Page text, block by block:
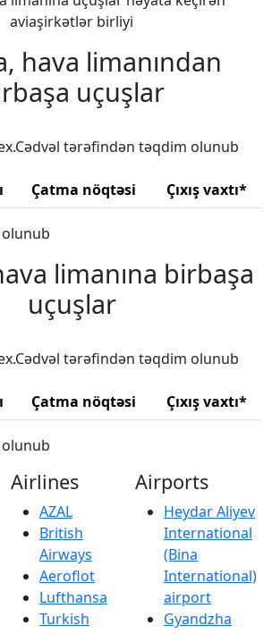
aviaşirkətlər birliyi
hava limanından
uçuşlar
tərəfindən təqdim olunub
Çatma nöqtəsi Çıxış vaxtı*
limanına birbaşa
uçuşlar
tərəfindən təqdim olunub
Çatma nöqtəsi Çıxış vaxtı*
Airlines
AZAL
British
Airways
Aeroflot
Lufthansa
Turkish
Airports
Heydar Aliyev
International
(Bina
International)
airport
Gyandzha